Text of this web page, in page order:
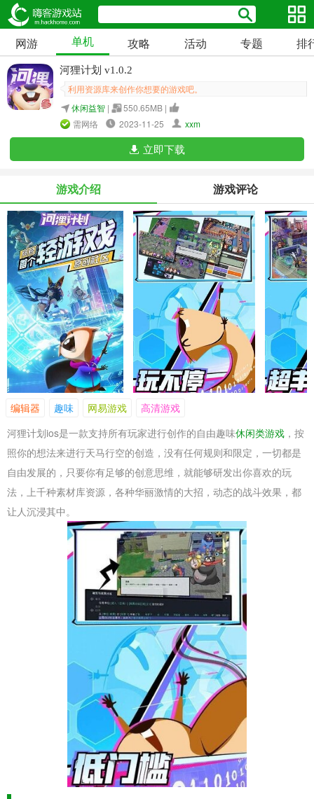
网游 单机 攻略 活动 专题 排
河狸计划 v1.0.2
利用资源库来创作你想要的游戏吧。
休闲益智 |
550.65MB |
需网络
2023-11-25 xxm
立即下载
游戏介绍 游戏评论
编辑器 趣味 网易游戏
高清游戏
河狸计划ios是一款支持所有玩家进行创作的自由趣味休闲类游戏 ，按
照你的想法来进行天马行空的创造，没有任何规则和限定，一切都是
自由发展的，只要你有足够的创意思维，就能够研发出你喜欢的玩
法，上千种素材库资源，各种华丽激情的大招，动态的战斗效果，都
让人沉浸其中。